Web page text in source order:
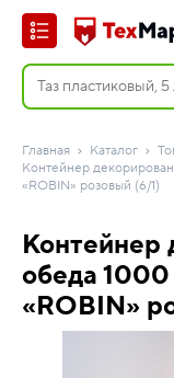
Главная Каталог
Контейнер
«ROBIN» розовый (6/1)
Контейнер
обеда
«ROBIN»